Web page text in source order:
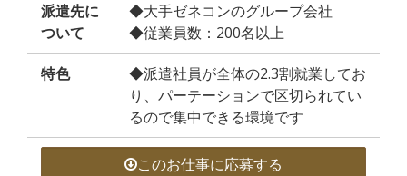
派遣先に
ついて
◆大手ゼネコンのグループ会社
◆従業員数：200名以上
特色
◆派遣社員が全体の2.3割就業してお
り、パーテーションで区切られてい
るので集中できる環境です
このお仕事に応募する